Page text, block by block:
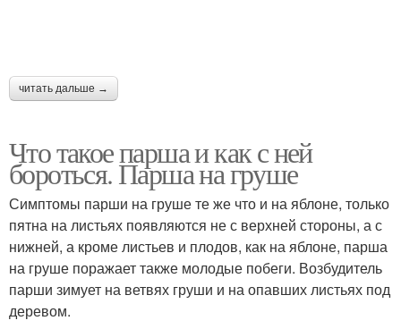
читать дальше →
Что такое парша и как с ней
бороться. Парша на груше
Симптомы парши на груше те же что и на яблоне, только
пятна на листьях появляются не с верхней стороны, а с
нижней, а кроме листьев и плодов, как на яблоне, парша
на груше поражает также молодые побеги. Возбудитель
парши зимует на ветвях груши и на опавших листьях под
деревом.